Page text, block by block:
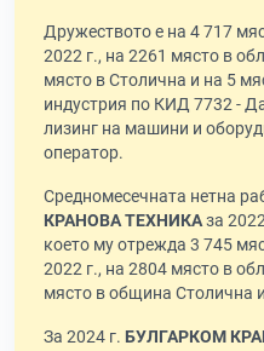
Дружеството е на 4 717
2022 г., на 2261 място в
място в Столична и на 5
индустрия по КИД 7732 -
лизинг на машини и
оператор.
Средномесечната нетна
КРАНОВА ТЕХНИКАза
което му отрежда 3 745
2022 г., на 2804 място в
място в община Столична
За 2024 г. БУЛГАРКОМ